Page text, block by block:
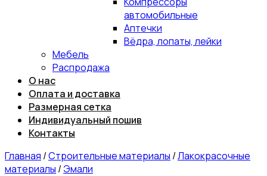
автомобильные
Аптечки
Вёдра, лопаты, лейки
Мебель
Распродажа
О нас
Оплата и доставка
Размерная сетка
Индивидуальный пошив
Контакты
Главная /Строительные материалы /Лакокрасочные
материалы /Эмали